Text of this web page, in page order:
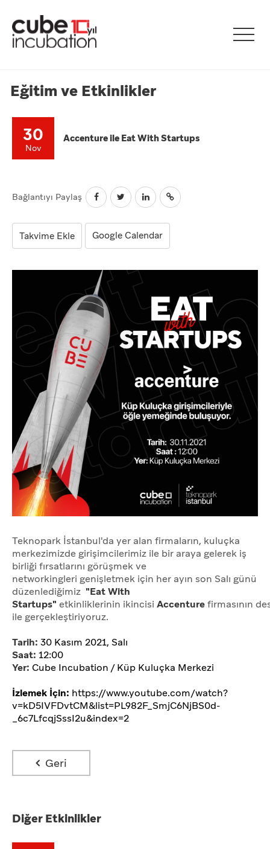
Eğitim ve Etkinlikler
30
Nov
Accenture ile Eat With Startups
Bağlantıyı Paylaş
Google Calendar
Teknopark İstanbul'da yer alan firmaların, kuluçka
merkezimizde girişimcilerimiz ile bir araya gelerek iş
birliği fırsatlarını görüşmek ve
networkingleri genişletmek için her ayın son Salı günü
düzenlediğimiz "Eat With
Startups" etkinliklerinin ikincisi Accenturefirmasının
ile gerçekleştiriyoruz.
Tarih: 30 Kasım 2021, Salı
Saat: 12:00
Yer: Cube Incubation / Küp Kuluçka Merkezi
İzlemek İçin: https://www.youtube.com/watch?
v=kD5IVFDvtCM&list=PL982F_SmjC6NjBS0d-
_6c7LfcqjSssI2u&index=2
Geri
Diğer Etkinlikler